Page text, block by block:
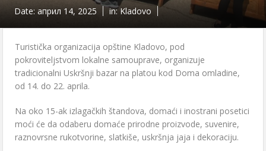
Date:април 14, 2025 in:Kladovo
Turistička organizacija opštine Kladovo, pod
pokroviteljstvom lokalne samouprave, organizuje
tradicionalni Uskršnji bazar na platou kod Doma omladine,
od 14. do 22. aprila.
Na oko 15-ak izlagačkih štandova, domaći i inostrani posetici
moći će da odaberu domaće prirodne proizvode, suvenire,
raznovrsne rukotvorine, slatkiše, uskršnja jaja i dekoraciju.